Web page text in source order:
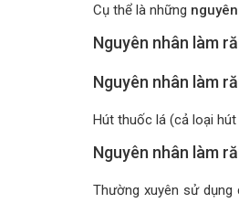
Cụ thể là những
Nguyên nhân làm
Nguyên nhân làm
Hút thuốc lá (cả loại
Nguyên nhân làm
Thường xuyên sử